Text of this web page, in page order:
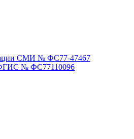
СМИ № ФС77-47467
№ ФС77110096